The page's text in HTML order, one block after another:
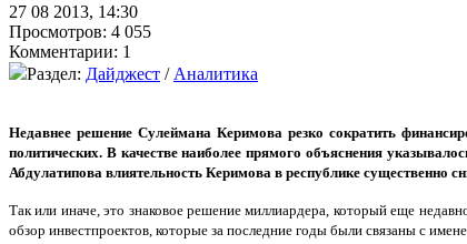
27 08 2013, 14:30
Просмотров: 4 055
Комментарии: 1
Раздел: Дайджест / Аналитика
Недавнее решение Сулеймана Керимова резко сократить
политических. В качестве наиболее прямого объяснения
Абдулатипова влиятельность Керимова в республике существенно
Так или иначе, это знаковое решение миллиардера, который еще
обзор инвестпроектов, которые за последние годы были связаны с